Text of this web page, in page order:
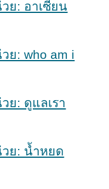
ย: อาเซียน
ย: who am i
ย: ดูแลเรา
ย: น้ำหยด